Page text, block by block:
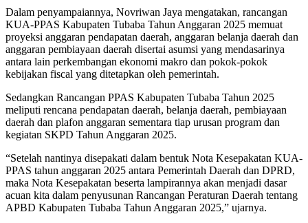
Dalam penyampaiannya, Novriwan Jaya mengatakan, rancangan
KUA-PPAS Kabupaten Tubaba Tahun Anggaran 2025 memuat
proyeksi anggaran pendapatan daerah, anggaran belanja daerah dan
anggaran pembiayaan daerah disertai asumsi yang mendasarinya
antara lain perkembangan ekonomi makro dan pokok-pokok
kebijakan fiscal yang ditetapkan oleh pemerintah.
Sedangkan Rancangan PPAS Kabupaten Tubaba Tahun 2025
meliputi rencana pendapatan daerah, belanja daerah, pembiayaan
daerah dan plafon anggaran sementara tiap urusan program dan
kegiatan SKPD Tahun Anggaran 2025.
“Setelah nantinya disepakati dalam bentuk Nota Kesepakatan KUA-
PPAS tahun anggaran 2025 antara Pemerintah Daerah dan DPRD,
maka Nota Kesepakatan beserta lampirannya akan menjadi dasar
acuan kita dalam penyusunan Rancangan Peraturan Daerah tentang
APBD Kabupaten Tubaba Tahun Anggaran 2025,” ujarnya.